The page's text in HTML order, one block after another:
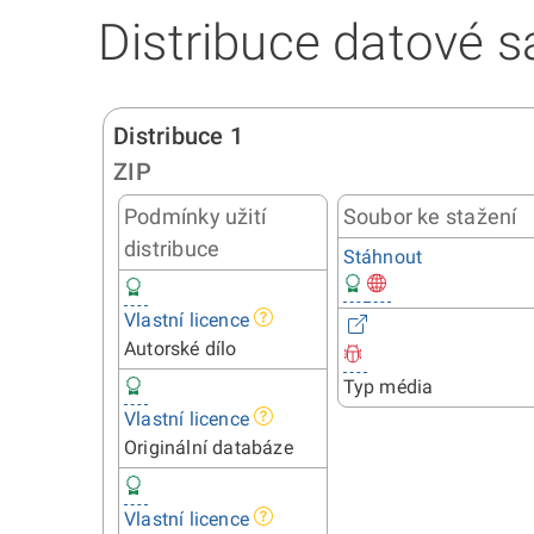
Distribuce datové
Distribuce 1
ZIP
Podmínky užití
distribuce
Vlastní licence
Autorské dílo
Vlastní licence
Originální databáze
Vlastní licence
Soubor ke stažení
Stáhnout
Typ média